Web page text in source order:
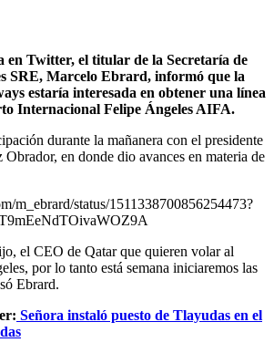
en Twitter, el titular de la Secretaría de
SRE, Marcelo Ebrard, informó que la
estaría interesada en obtener una línea
Internacional Felipe Ángeles AIFA.
durante la mañanera con el presidente
en donde dio avances en materia de
m_ebrard/status/1511338700856254473?
el CEO de Qatar que quieren volar al
por lo tanto está semana iniciaremos las
Ebrard.
Señora instaló puesto de Tlayudas en el